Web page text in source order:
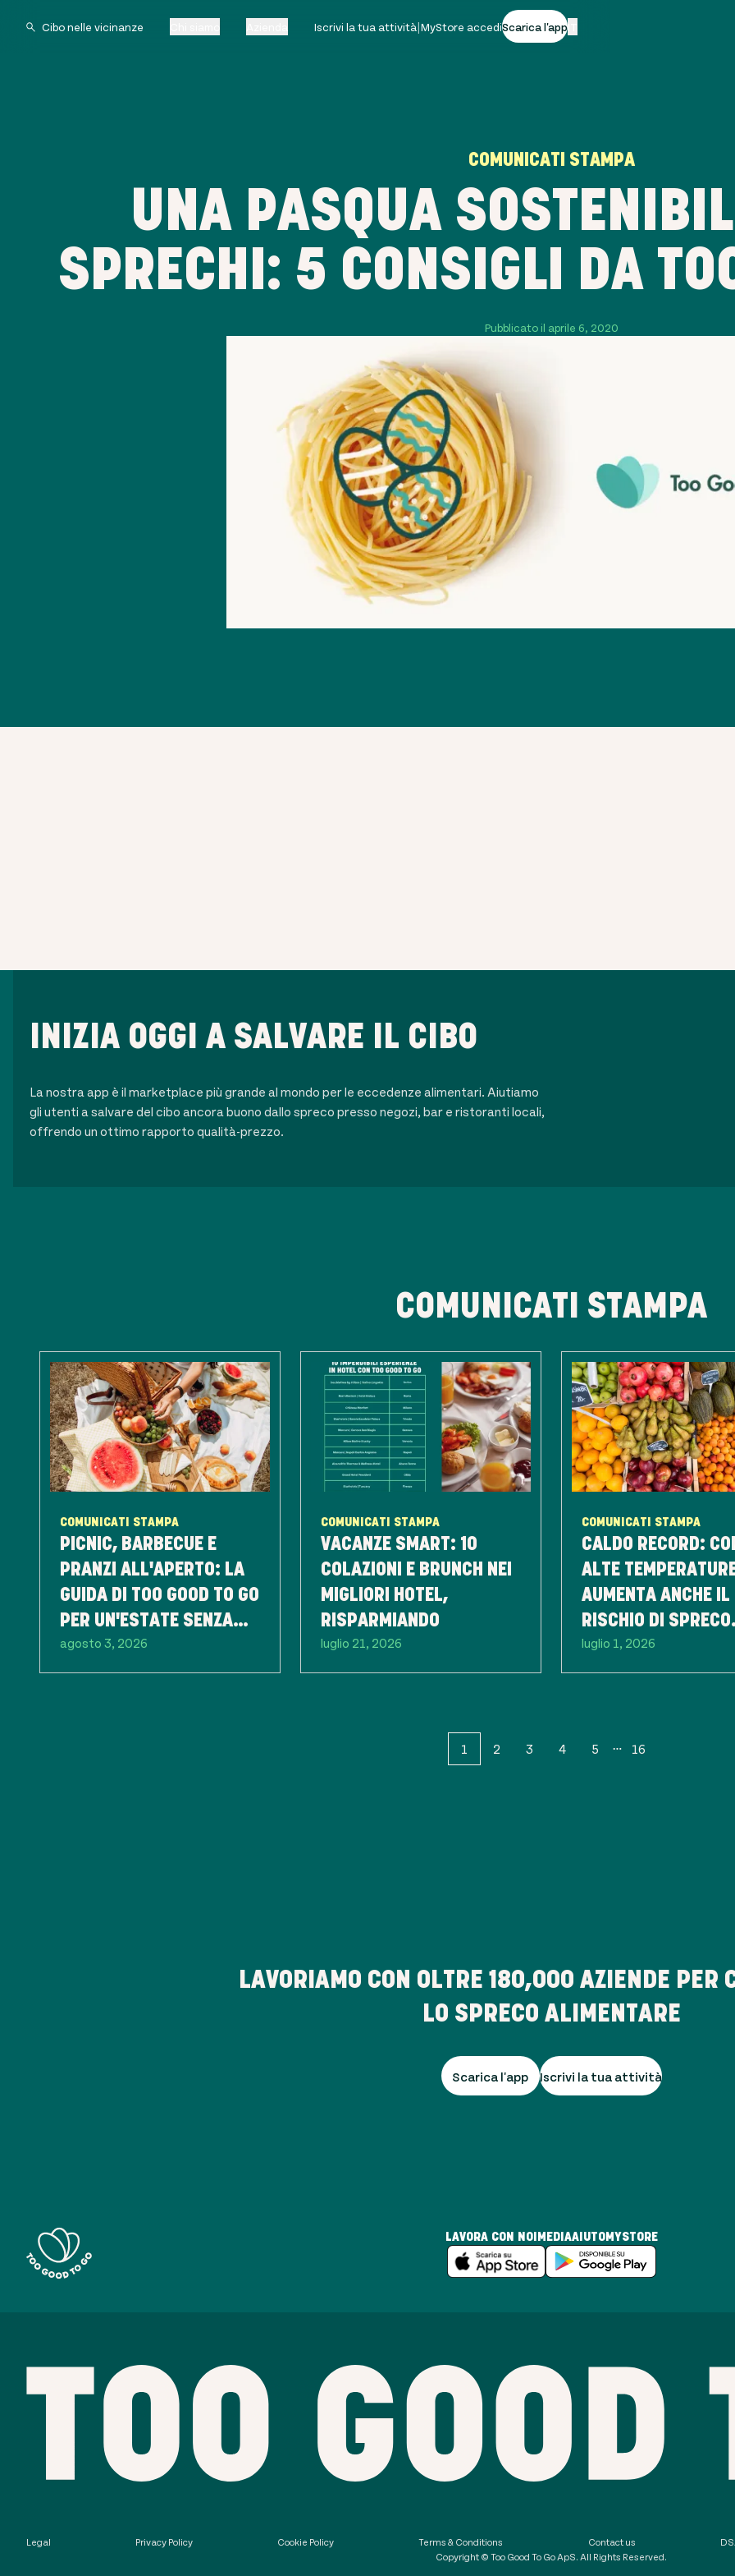
Iscrivi la tua attività|MyStore accediScarica l'app
COMUNICATI STAMPA
UNA PASQUA
SPRECHI: 5 CONSIGLI DA
Pubblicato il aprile 6, 2020
INIZIA OGGI A SALVARE IL CIBO
La nostra app è il marketplace più grande al mondo per le eccedenze alimentari. Aiutiamo
gli utenti a salvare del cibo ancora buono dallo spreco presso negozi, bar e ristoranti locali,
offrendo un ottimo rapporto qualità-prezzo.
COMUNICATI STAMPA
COMUNICATI STAMPA
PICNIC, BARBECUE E
PRANZI ALL'APERTO: LA
GUIDA DI TOO GOOD TO GO
PER UN'ESTATE SENZA
SPRECHI
agosto 3, 2026
COMUNICATI STAMPA
VACANZE SMART: 10
COLAZIONI E BRUNCH NEI
MIGLIORI HOTEL,
RISPARMIANDO
luglio 21, 2026
COMUNICATI STAMPA
CALDO RECORD:
ALTE
AUMENTA ANCHE IL
RISCHIO DI SPRECO
ALIMENTARE
luglio 1, 2026
1 2 3 4 5 16
LAVORIAMO CON OLTRE 180,000 AZIENDE PER
LO SPRECO ALIMENTARE
Scarica l'app Iscrivi la tua attività
LAVORA CON NOI MEDIAAIUTOMYSTORE
Legal Privacy Policy Cookie Policy Terms & Conditions Contact us
Copyright © Too Good To Go ApS. All Rights Reserved.